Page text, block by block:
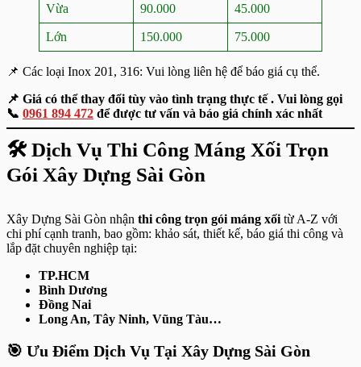
Vừa 90.000 45.000
Lớn 150.000 75.000
📌 Các loại Inox 201, 316: Vui lòng liên hệ để báo giá cụ thể.
📌 Giá có thể thay đổi tùy vào tình trạng thực tế . Vui lòng gọi
📞 0961 894 472 để được tư vấn và báo giá chính xác nhất
🛠️ Dịch Vụ Thi Công Máng Xối Trọn
Gói Xây Dựng Sài Gòn
Xây Dựng Sài Gòn nhận thi công trọn gói máng xối từ A-Z với
chi phí cạnh tranh, bao gồm: khảo sát, thiết kế, báo giá thi công và
lắp đặt chuyên nghiệp tại:
TP.HCM
Bình Dương
Đồng Nai
Long An, Tây Ninh, Vũng Tàu…
🎯 Ưu Điểm Dịch Vụ Tại Xây Dựng Sài Gòn